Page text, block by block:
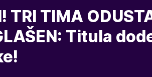
TRI TIMA
Titula